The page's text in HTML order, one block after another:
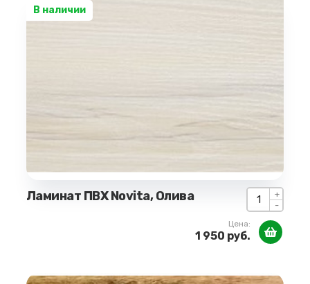
В наличии
Ламинат ПВХ Novita, Олива +
-
Цена:
1 950 руб.